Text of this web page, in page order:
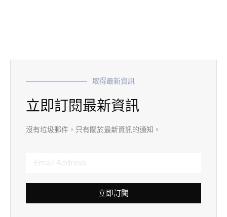
取得最新資訊
立即訂閱最新資訊
沒有垃圾郵件，只有關於最新資訊的通知。
立即訂閱